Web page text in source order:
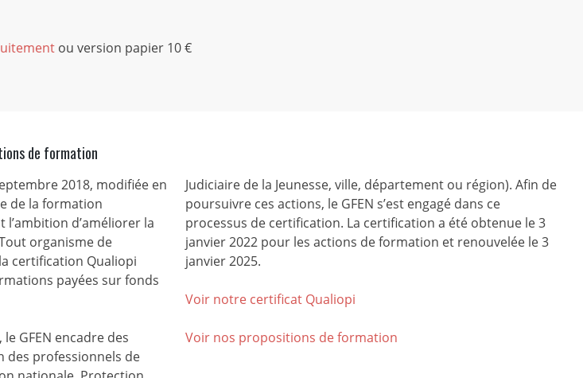
ou version papier 10 €
de formation
2018, modifiée en
de la formation
d’améliorer la
organisme de
certification Qualiopi
payées sur fonds
GFEN encadre des
des professionnels de
Judiciaire de la Jeunesse, ville, département ou région). Afin de
poursuivre ces actions, le GFEN s’est engagé dans ce
processus de certification. La certification a été obtenue le 3
janvier 2022 pour les actions de formation et renouvelée le 3
janvier 2025.
Voir notre certificat Qualiopi
Voir nos propositions de formation